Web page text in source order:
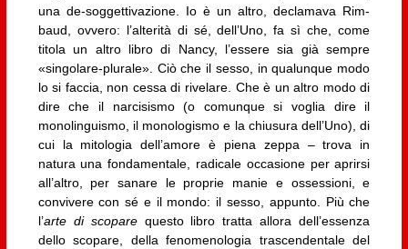
una de-soggettivazione. Io è un altro, declamava Rim­
baud, ovvero: l’alterità di sé, dell’Uno, fa sì che, come
titola un altro libro di Nancy, l’essere sia già sempre
«singolare-plurale». Ciò che il sesso, in qualunque modo
lo si faccia, non cessa di rivelare. Che è un altro modo di
dire che il narcisismo (o comun­que si voglia dire il
monolinguismo, il mo­nologismo e la chiusura dell’Uno), di
cui la mitologia dell’amore è piena zeppa – trova in
natura una fondamentale, radicale occasione per aprirsi
all’altro, per sanare le pro­prie manie e ossessioni, e
convivere con sé e il mondo: il sesso, appunto. Più che
l’arte di scoparequesto libro tratta allora dell’es­senza
dello scopare, della fenomenologia trascendentale del